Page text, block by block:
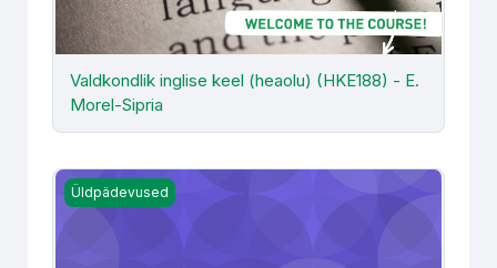
Valdkondlik inglise keel (heaolu) (HKE188) - E.
Morel-Sipria
Väljendus- ja väitlusõpetus (HKE105) - 2026 kevad, M-L.
Üldpädevused